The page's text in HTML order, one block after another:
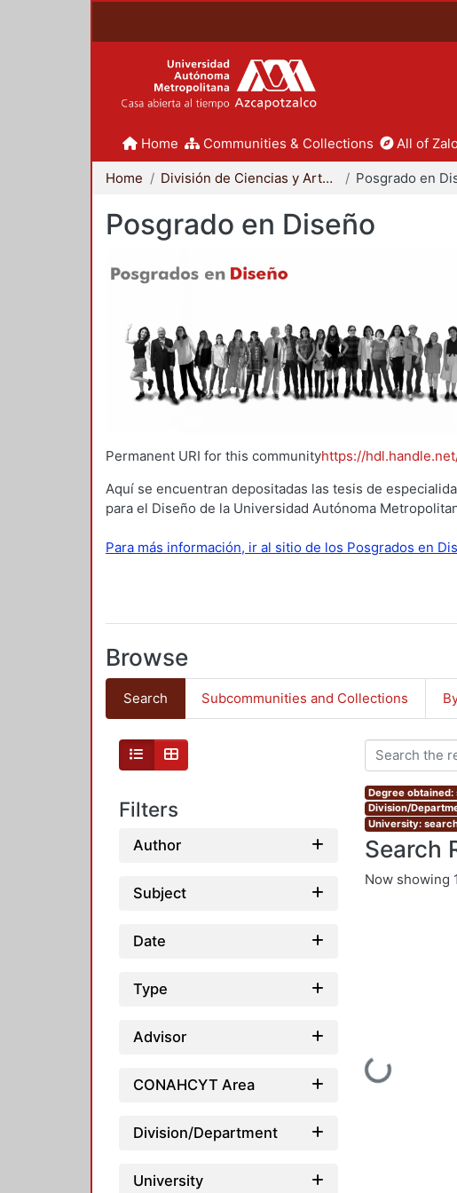
Home Communities & Collections All of
Home División de Ciencias y Artes para el Diseño Posgrado en
Posgrado en Diseño
Permanent URI for this communityhttps://
Aquí se encuentran depositadas las tesis de
para el Diseño de la Universidad Autónoma
Para más información, ir al sitio de los Posgrados en
Browse
Search Subcommunities and Collections
Filters
Author
Subject
Date
Type
Advisor
CONAHCYT Area
Division/Department
University
Degree
Division/
University:
Search
Now showing
Loading...